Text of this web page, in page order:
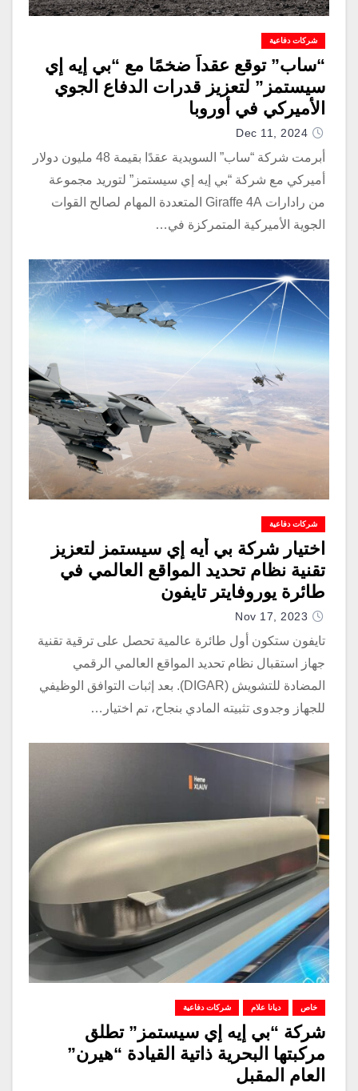
شركات دفاعية
“ساب” توقع عقداً ضخمًا مع “بي إيه إي
سيستمز” لتعزيز قدرات الدفاع الجوي
الأميركي في أوروبا
Dec 11, 2024
أبرمت شركة “ساب” السويدية عقدًا بقيمة 48 مليون دولار
أميركي مع شركة “بي إيه إي سيستمز” لتوريد مجموعة
من رادارات Giraffe 4A المتعددة المهام لصالح القوات
الجوية الأميركية المتمركزة في…
شركات دفاعية
اختيار شركة بي أيه إي سيستمز لتعزيز
تقنية نظام تحديد المواقع العالمي في
طائرة يوروفايتر تايفون
Nov 17, 2023
تايفون ستكون أول طائرة عالمية تحصل على ترقية تقنية
جهاز استقبال نظام تحديد المواقع العالمي الرقمي
المضادة للتشويش (DIGAR). بعد إثبات التوافق الوظيفي
للجهاز وجدوى تثبيته المادي بنجاح، تم اختيار…
خاص ديانا علام شركات دفاعية
شركة “بي إيه إي سيستمز” تطلق
مركبتها البحرية ذاتية القيادة “هيرن”
العام المقبل